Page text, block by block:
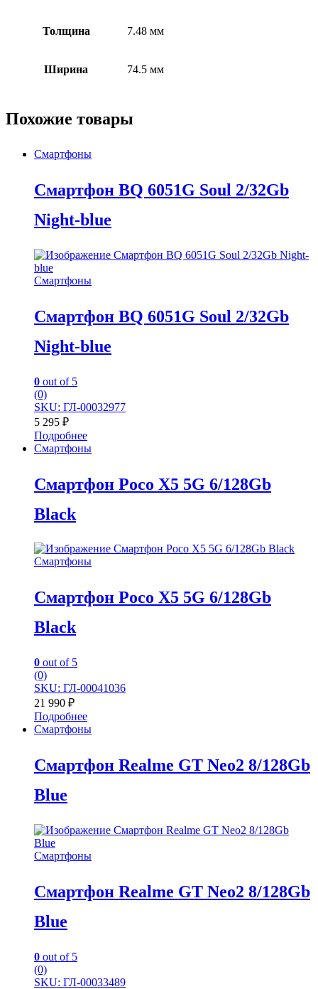
Толщина 7.48 мм
Ширина 74.5 мм
Похожие товары
Смартфоны
Смартфон BQ 6051G Soul 2/32Gb
Night-blue
Смартфоны
Смартфон BQ 6051G Soul 2/32Gb
Night-blue
0 out of 5
(0)
SKU: ГЛ-00032977
5 295 ₽
Подробнее
Смартфоны
Смартфон Poco X5 5G 6/128Gb
Black
Смартфоны
Смартфон Poco X5 5G 6/128Gb
Black
0 out of 5
(0)
SKU: ГЛ-00041036
21 990 ₽
Подробнее
Смартфоны
Смартфон Realme GT Neo2 8/128Gb
Blue
Смартфоны
Смартфон Realme GT Neo2 8/128Gb
Blue
0 out of 5
(0)
SKU: ГЛ-00033489